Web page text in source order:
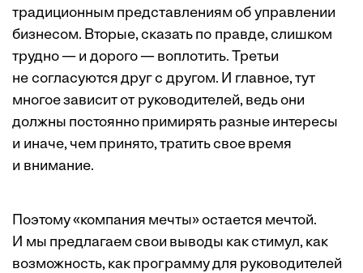
традиционным представлениям об управлении
бизнесом. Вторые, сказать по правде, слишком
трудно — и дорого — воплотить. Третьи
не согласуются друг с другом. И главное, тут
многое зависит от руководителей, ведь они
должны постоянно примирять разные интересы
и иначе, чем принято, тратить свое время
и внимание.
Поэтому «компания мечты» остается мечтой.
И мы предлагаем свои выводы как стимул, как
возможность, как программу для руководителей